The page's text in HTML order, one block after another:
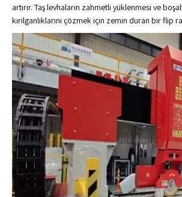
artırır. Taş levhaların zahmetli yüklenmesi ve
kırılganlıklarını çözmek için zemin duran bir flip